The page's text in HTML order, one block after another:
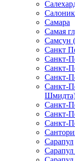
Самара
Самая
Самсун
Санкт
Санкт-
Санкт-
Санкт-
Санкт-
Санкт-
Санкт-
Санкт-
Сарапул